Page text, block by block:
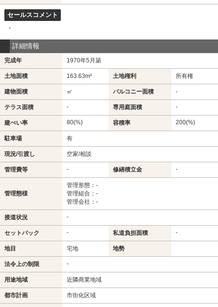
セールスコメント
-
詳細情報
完成年 1970年5月築
土地面積 163.63m² 土地権利 所有権
建物面積 ㎡ バルコニー面積 -
テラス面積 - 専用庭面積 -
建ぺい率 80(%) 容積率 200(%)
駐車場 有
現況/引渡し 空家/相談
管理費等 - 修繕積立金 -
管理態様
管理形態：-
管理組合：-
管理会社：-
接道状況 -
セットバック - 私道負担面積 -
地目 宅地 地勢
法令上の制限 -
用途地域 近隣商業地域
都市計画 市街化区域